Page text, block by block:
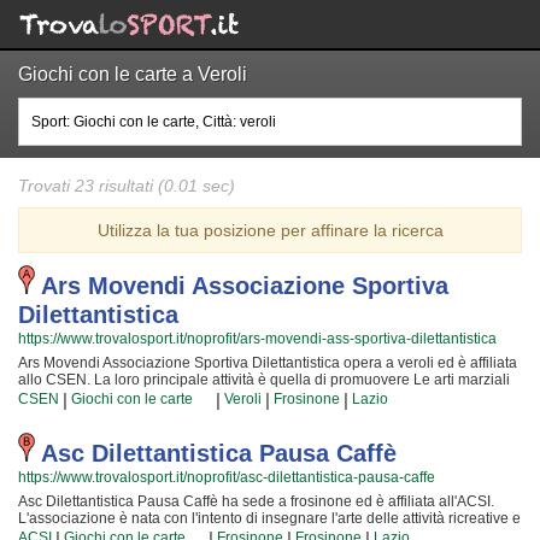
Giochi con le carte a Veroli
Trovati 23 risultati (0.01 sec)
Utilizza la tua posizione per affinare la ricerca
Ars Movendi Associazione Sportiva
Dilettantistica
https://www.trovalosport.it/noprofit/ars-movendi-ass-sportiva-dilettantistica
Ars Movendi Associazione Sportiva Dilettantistica opera a veroli ed è affiliata
allo CSEN. La loro principale attività è quella di promuovere Le arti marziali
organizzando corsi rivolti a bambini, ragazzi e adulti. Se desiderate che
vostro figlio o vostra figlia impari la disciplina, il rispetto e la concentrazione,
Le arti marziali è sicuramente lo sport più adatto. I loro maestri di arti marziali
seguiranno i vostri figli quotidianamente, ma restando sempre nell'ottica di
sviluppare i talenti e le capacità personali di ciascun atleta. Ars Movendi
Associazione Sportiva Dilettantistica da sempre accoglie i bambini e i
ragazzi di veroli, in un ambiente serio e sano, in cui i vostri figli troveranno
sicuramente uno sfogo e uno svago e tanti nuovi amici. Gli allenamenti si
svolgono in palestra a veroli e seguono l'andamento del calendario
CSEN | Giochi con le carte | Veroli | Frosinone | Lazio
Asc Dilettantistica Pausa Caffè
https://www.trovalosport.it/noprofit/asc-dilettantistica-pausa-caffe
Asc Dilettantistica Pausa Caffè ha sede a frosinone ed è affiliata all'ACSI.
L'associazione è nata con l'intento di insegnare l'arte delle attività ricreative e
di mettere alla prova ciò che i loro soci imparano ogni giorno che ci